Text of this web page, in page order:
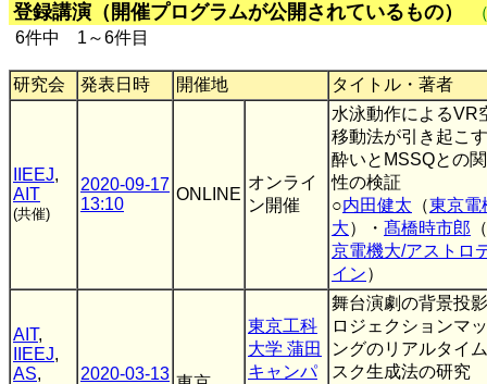
登録講演（開催プログラムが公開されているもの）
6件中 1～6件目
研究会 発表日時 開催地 タイトル・著者
IIEEJ,
AIT
(共催)
2020-09-17
13:10
ONLINE
オンライ
ン開催
水泳動作によるVR
移動法が引き起こ
酔いとMSSQとの
性の検証
○内田健太 （東京電
大）・ 髙橋時市郎 （
京電機大/アストロ
イン）
AIT,
IIEEJ,
AS,
2020-03-13
東京工科
大学 蒲田
キャンパ
舞台演劇の背景投
ロジェクションマ
ングのリアルタイ
スク生成法の研究